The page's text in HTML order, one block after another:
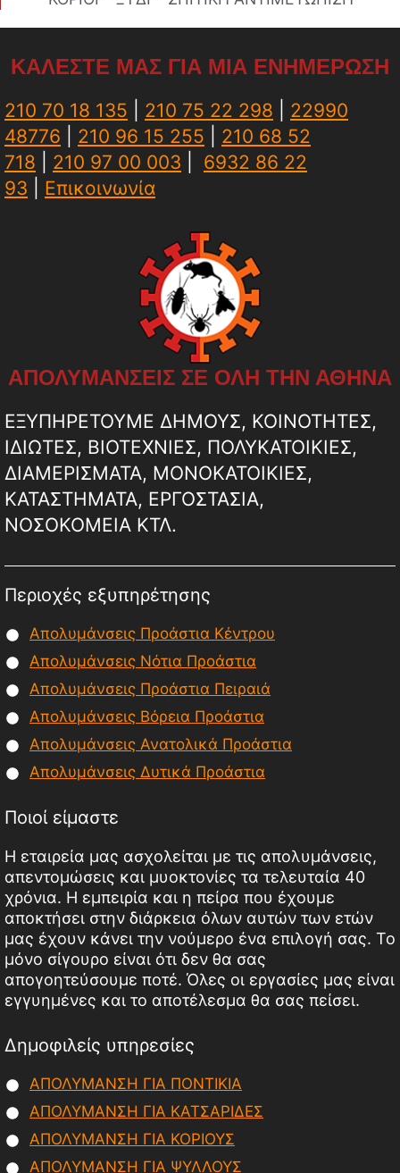
ΚΑΛΕΣΤΕ ΜΑΣ ΓΙΑ ΜΙΑ ΕΝΗΜΕΡΩΣΗ
210 70 18 135 210 75 22 298
22990
48776
210 96 15 255
210 68 52
718
210 97 00 003
6932 86 22
93
Επικοινωνία
ΑΠΟΛΥΜΑΝΣΕΙΣ ΣΕ ΟΛΗ ΤΗΝ ΑΘΗΝΑ
ΕΞΥΠΗΡΕΤΟΥΜΕ ΔΗΜΟΥΣ, ΚΟΙΝΟΤΗΤΕΣ,
ΙΔΙΩΤΕΣ, ΒΙΟΤΕΧΝΙΕΣ, ΠΟΛΥΚΑΤΟΙΚΙΕΣ,
ΔΙΑΜΕΡΙΣΜΑΤΑ, ΜΟΝΟΚΑΤΟΙΚΙΕΣ,
ΚΑΤΑΣΤΗΜΑΤΑ, ΕΡΓΟΣΤΑΣΙΑ,
ΝΟΣΟΚΟΜΕΙΑ ΚΤΛ.
Περιοχές εξυπηρέτησης
Απολυμάνσεις Προάστια Κέντρου
Απολυμάνσεις Νότια Προάστια
Απολυμάνσεις Προάστια Πειραιά
Απολυμάνσεις Βόρεια Προάστια
Απολυμάνσεις Ανατολικά Προάστια
Απολυμάνσεις Δυτικά Προάστια
Ποιοί είμαστε
Η εταιρεία μας ασχολείται με τις απολυμάνσεις,
απεντομώσεις και μυοκτονίες τα τελευταία 40
χρόνια. Η εμπειρία και η πείρα που έχουμε
αποκτήσει στην διάρκεια όλων αυτών των ετών
μας έχουν κάνει την νούμερο ένα επιλογή σας. Το
μόνο σίγουρο είναι ότι δεν θα σας
απογοητεύσουμε ποτέ. Όλες οι εργασίες μας είναι
εγγυημένες και το αποτέλεσμα θα σας πείσει.
Δημοφιλείς υπηρεσίες
ΑΠΟΛΥΜΑΝΣΗ ΓΙΑ ΠΟΝΤΙΚΙΑ
ΑΠΟΛΥΜΑΝΣΗ ΓΙΑ ΚΑΤΣΑΡΙΔΕΣ
ΑΠΟΛΥΜΑΝΣΗ ΓΙΑ ΚΟΡΙΟΥΣ
ΑΠΟΛΥΜΑΝΣΗ ΓΙΑ ΨΥΛΛΟΥΣ